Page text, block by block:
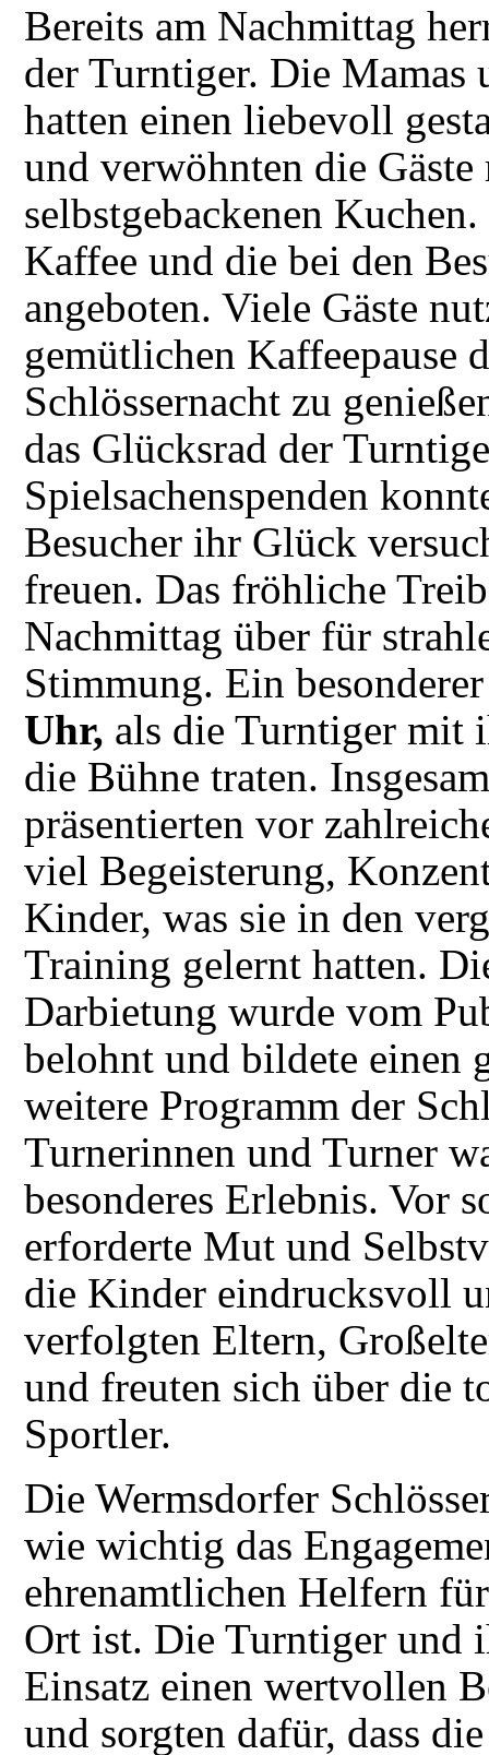
Bereits am Nachmittag
der Turntiger. Die Mamas
hatten einen liebevoll
und verwöhnten die
selbstgebackenen
Kaffee und die bei den
angeboten. Viele Gäste
gemütlichen Kaffeepause
Schlössernacht zu
das Glücksrad der
Spielsachenspenden
Besucher ihr Glück
freuen. Das fröhliche
Nachmittag über für
Stimmung. Ein
Uhr, als die Turntiger mit
die Bühne traten.
präsentierten vor
viel Begeisterung,
Kinder, was sie in den
Training gelernt hatten.
Darbietung wurde vom
belohnt und bildete einen
weitere Programm der
Turnerinnen und Turner
besonderes Erlebnis. Vor
erforderte Mut und
die Kinder eindrucksvoll
verfolgten Eltern,
und freuten sich über die
Sportler.
Die Wermsdorfer
wie wichtig das
ehrenamtlichen Helfern
Ort ist. Die Turntiger und
Einsatz einen wertvollen
und sorgten dafür, dass